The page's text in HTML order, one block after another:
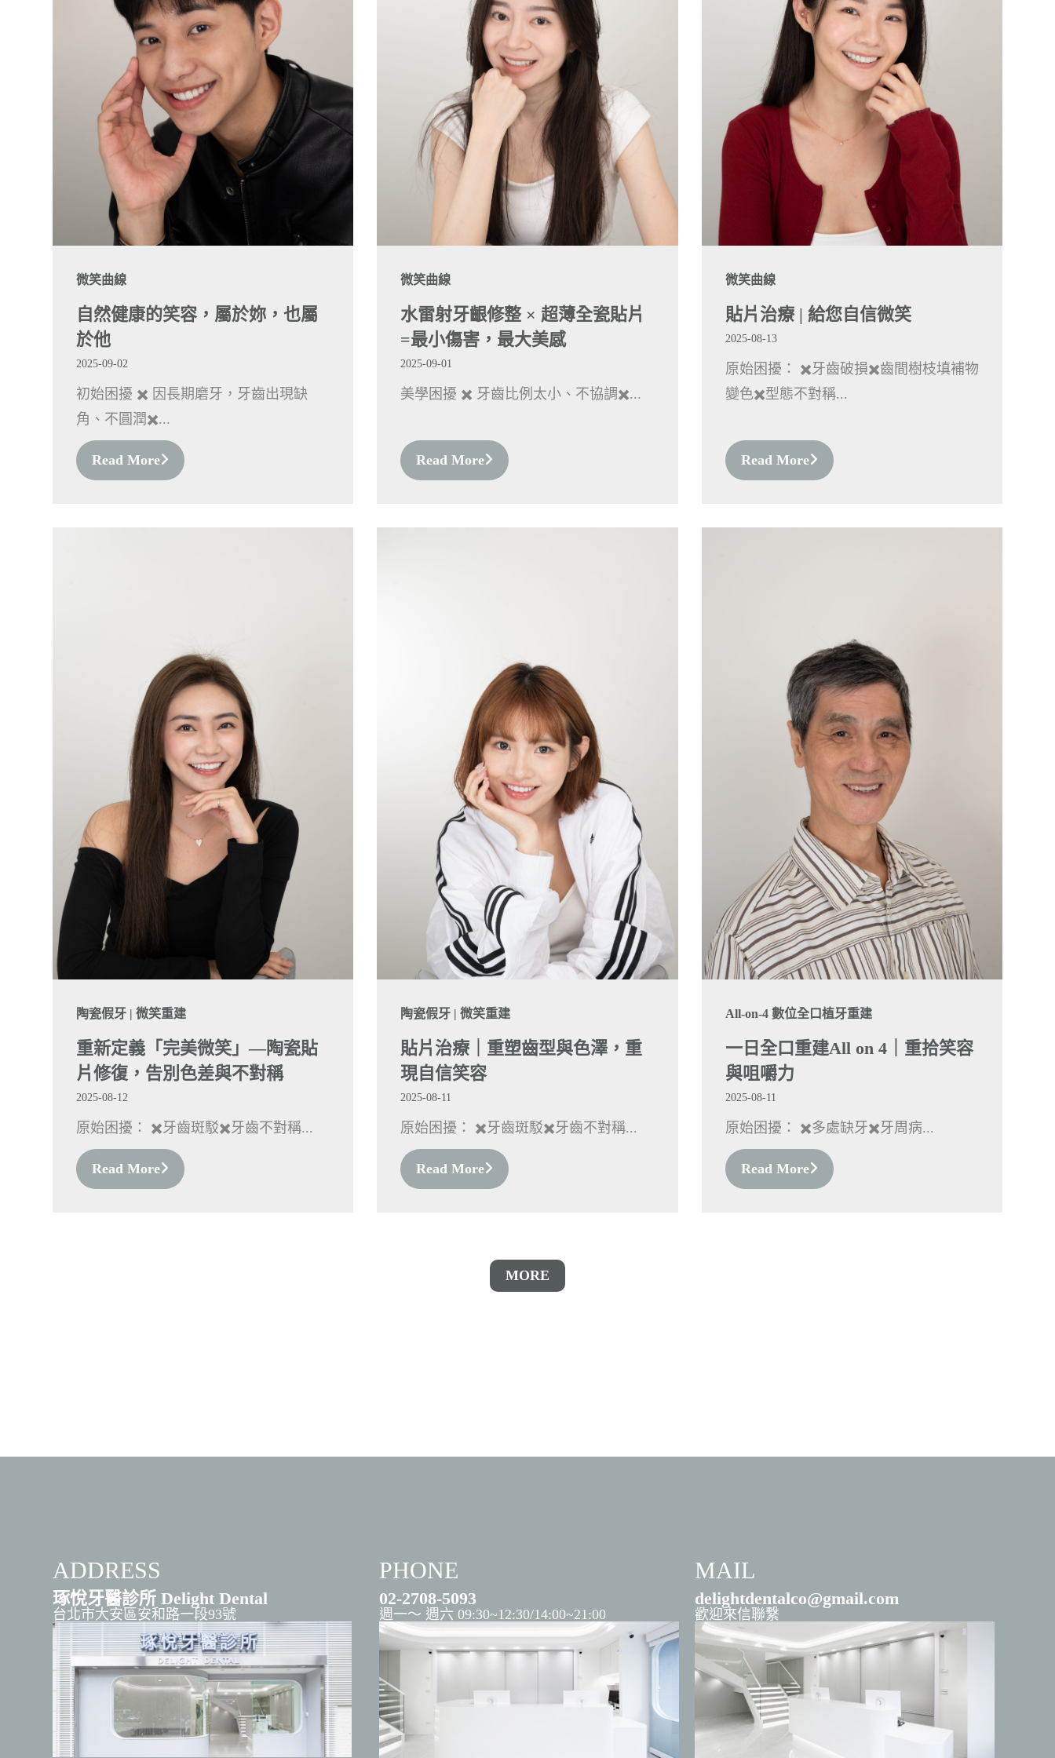
微笑曲線
自然健康的笑容，屬於妳，也屬
於他
2025-09-02
初始困擾 ✖️ 因長期磨牙，牙齒出現缺
角、不圓潤✖️...
Read More
微笑曲線
水雷射牙齦修整 × 超薄全瓷貼片
=最小傷害，最大美感
2025-09-01
美學困擾 ✖️ 牙齒比例太小、不協調✖️...
Read More
微笑曲線
貼片治療 | 給您自信微笑
2025-08-13
原始困擾： ✖️牙齒破損✖️齒間樹枝填補物
變色✖️型態不對稱...
Read More
陶瓷假牙 | 微笑重建
重新定義「完美微笑」—陶瓷貼
片修復，告別色差與不對稱
2025-08-12
原始困擾： ✖️牙齒斑駁✖️牙齒不對稱...
Read More
陶瓷假牙 | 微笑重建
貼片治療｜重塑齒型與色澤，重
現自信笑容
2025-08-11
原始困擾： ✖️牙齒斑駁✖️牙齒不對稱...
Read More
All-on-4 數位全口植牙重建
一日全口重建All on 4｜重拾笑容
與咀嚼力
2025-08-11
原始困擾： ✖️多處缺牙✖️牙周病...
Read More
MORE
ADDRESS
琢悅牙醫診所 Delight Dental
台北市大安區安和路一段93號
PHONE
02-2708-5093
週一～ 週六 09:30~12:30/14:00~21:00
MAIL
delightdentalco@gmail.com
歡迎來信聯繫